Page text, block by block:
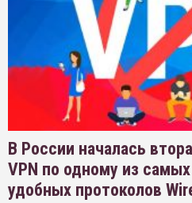
В России началась
VPN по одному из
удобных протоколов